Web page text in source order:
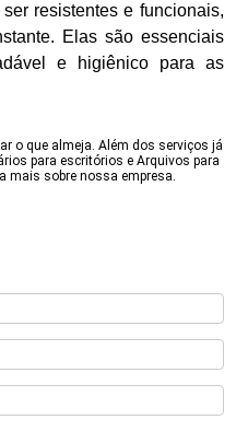
resistentes e funcionais,
Elas são essenciais
e higiênico para as
o que almeja. Além dos serviços já
para escritórios e Arquivos para
mais sobre nossa empresa.